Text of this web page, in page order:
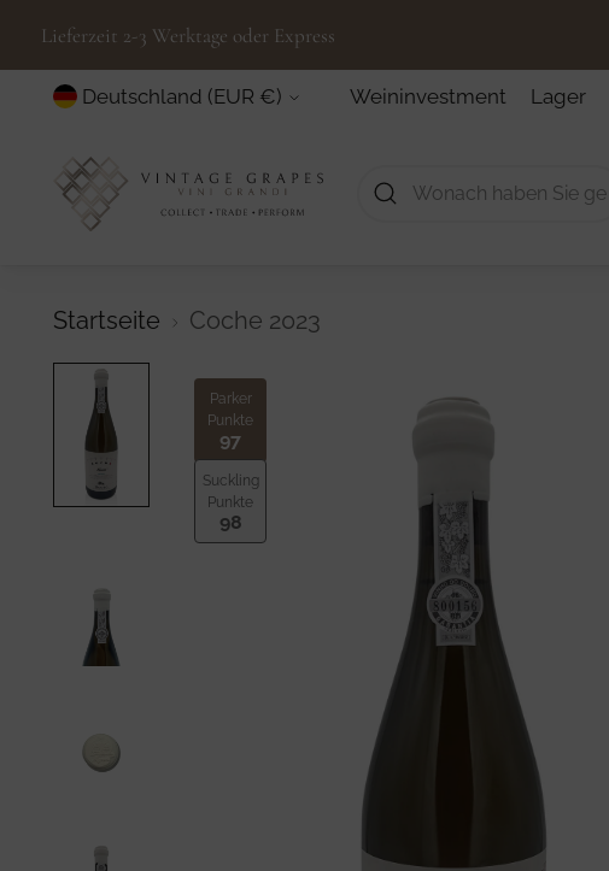
Lieferzeit 2-3 Werktage oder Express
Währung Deutschland (EUR €) Weininvestment Lager
Startseite Coche 2023
Parker
Punkte
97
Suckling
Punkte
98